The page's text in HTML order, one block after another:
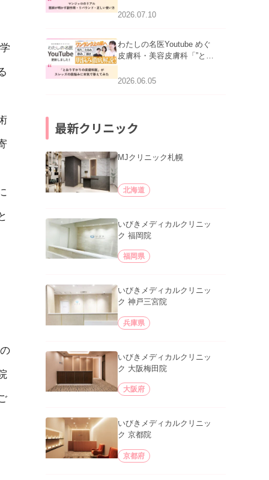
医師が明かす副作用・リバ
2026.07.10
わたしの名医Youtube めぐ
皮膚科・美容皮膚科「”とお
ッズの肌悩みに本気で答え
2026.06.05
最新クリニック
MJクリニック札幌
北海道
いびきメディカルクリニッ
ク 福岡院
福岡県
いびきメディカルクリニッ
ク 神戸三宮院
兵庫県
いびきメディカルクリニッ
ク 大阪梅田院
大阪府
いびきメディカルクリニッ
ク 京都院
京都府